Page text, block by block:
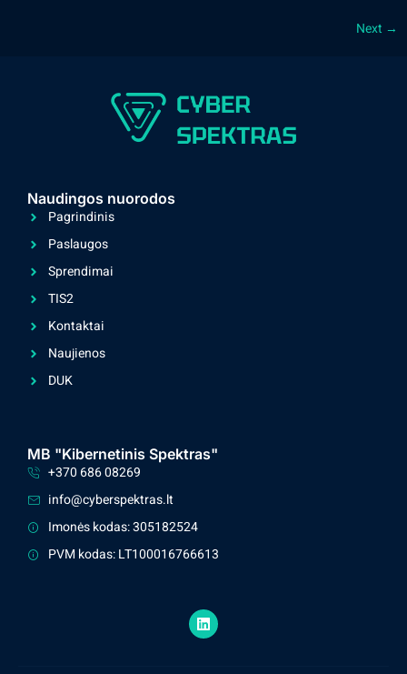
Next →
Naudingos nuorodos
Pagrindinis
Paslaugos
Sprendimai
TIS2
Kontaktai
Naujienos
DUK
MB "Kibernetinis Spektras"
+370 686 08269
info@cyberspektras.lt
Imonės kodas: 305182524
PVM kodas: LT100016766613